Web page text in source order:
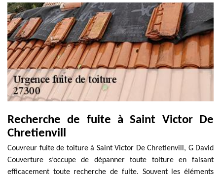
Recherche de fuite à Saint Victor De
Chretienvill
Couvreur fuite de toiture à Saint Victor De Chretienvill, G David
Couverture s’occupe de dépanner toute toiture en faisant
efficacement toute recherche de fuite. Souvent les éléments